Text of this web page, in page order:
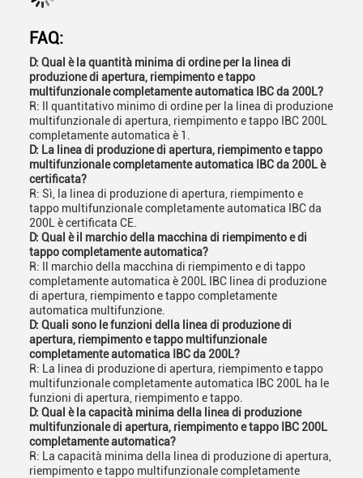
FAQ:
D: Qual è la quantità minima di ordine per la linea di
produzione di apertura, riempimento e tappo
multifunzionale completamente automatica IBC da 200L?
R: Il quantitativo minimo di ordine per la linea di produzione
multifunzionale di apertura, riempimento e tappo IBC 200L
completamente automatica è 1.
D: La linea di produzione di apertura, riempimento e tappo
multifunzionale completamente automatica IBC da 200L è
certificata?
R: Sì, la linea di produzione di apertura, riempimento e
tappo multifunzionale completamente automatica IBC da
200L è certificata CE.
D: Qual è il marchio della macchina di riempimento e di
tappo completamente automatica?
R: Il marchio della macchina di riempimento e di tappo
completamente automatica è 200L IBC linea di produzione
di apertura, riempimento e tappo completamente
automatica multifunzione.
D: Quali sono le funzioni della linea di produzione di
apertura, riempimento e tappo multifunzionale
completamente automatica IBC da 200L?
R: La linea di produzione di apertura, riempimento e tappo
multifunzionale completamente automatica IBC 200L ha le
funzioni di apertura, riempimento e tappo.
D: Qual è la capacità minima della linea di produzione
multifunzionale di apertura, riempimento e tappo IBC 200L
completamente automatica?
R: La capacità minima della linea di produzione di apertura,
riempimento e tappo multifunzionale completamente